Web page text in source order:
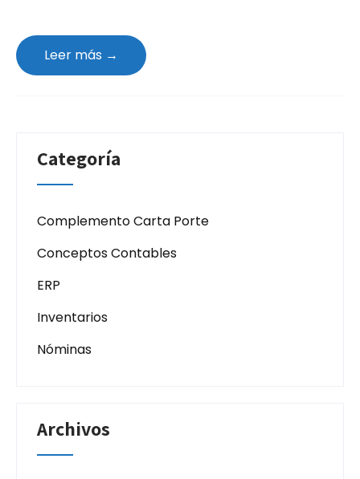
Leer más →
Categoría
Complemento Carta Porte
Conceptos Contables
ERP
Inventarios
Nóminas
Archivos